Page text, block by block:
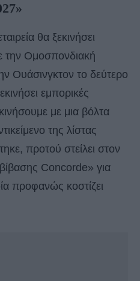
θα ξεκινήσει
την Ομοσπονδιακή
Ουάσινγκτον το δεύτερο
εμπορικές
με μια βόλτα
της λίστας
προτού στείλει στον
Concorde» για
προφανώς κοστίζει